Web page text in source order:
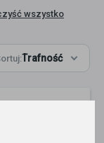
wszystko
Trafność